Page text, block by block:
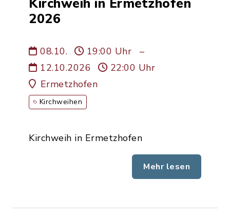
2026
08.10. 19:00 Uhr
–
12.10.2026
22:00 Uhr
Ermetzhofen
Kirchweihen
Kirchweih in Ermetzhofen
Mehr lesen